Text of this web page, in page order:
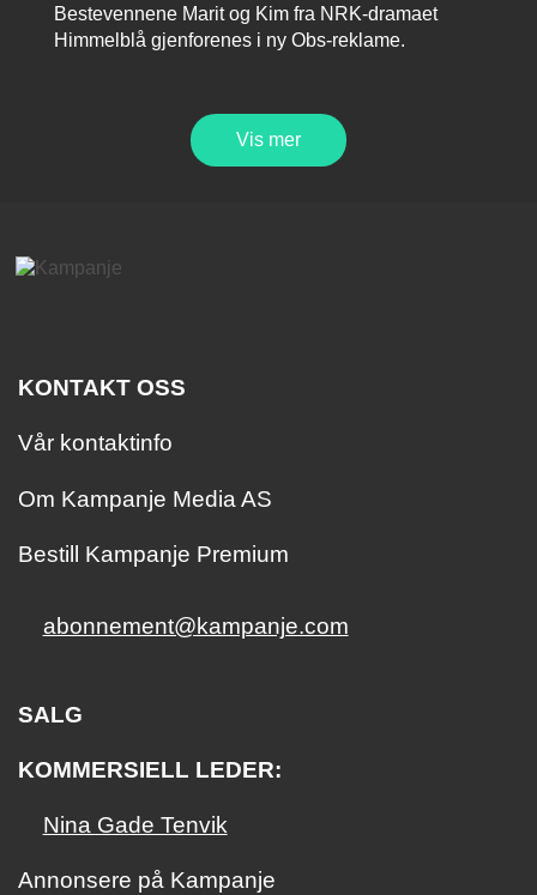
Bestevennene Marit og Kim fra NRK-dramaet
Himmelblå gjenforenes i ny Obs-reklame.
Vis mer
KONTAKT OSS
Vår kontaktinfo
Om Kampanje Media AS
Bestill Kampanje Premium
abonnement@kampanje.com
SALG
KOMMERSIELL LEDER:
Nina Gade Tenvik
Annonsere på Kampanje